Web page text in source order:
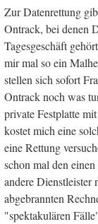
Zur Datenrettung
Ontrack, bei denen
Tagesgeschäft
mir mal so ein
stellen sich sofort
Ontrack noch was
private Festplatte
kostet mich eine
eine Rettung
schon mal den
andere Dienstleister
abgebrannten
"spektakulären